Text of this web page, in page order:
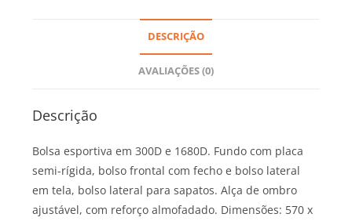
DESCRIÇÃO
AVALIAÇÕES (0)
Descrição
Bolsa esportiva em 300D e 1680D. Fundo com placa
semi-rígida, bolso frontal com fecho e bolso lateral
em tela, bolso lateral para sapatos. Alça de ombro
ajustável, com reforço almofadado. Dimensões: 570 x